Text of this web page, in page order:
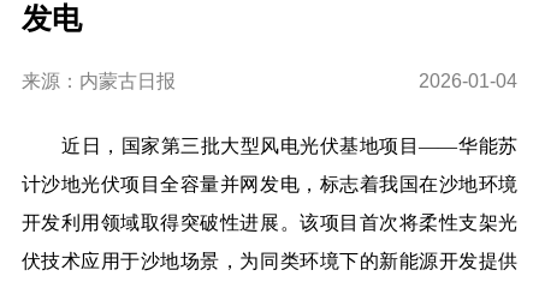
发电
来源：内蒙古日报 2026-01-04
近日，国家第三批大型风电光伏基地项目——华能苏
计沙地光伏项目全容量并网发电，标志着我国在沙地环境
开发利用领域取得突破性进展。该项目首次将柔性支架光
伏技术应用于沙地场景，为同类环境下的新能源开发提供